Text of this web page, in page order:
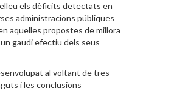
els dèficits detectats en
administracions públiques
aquelles propostes de millora
gaudi efectiu dels seus
al voltant de tres
i les conclusions